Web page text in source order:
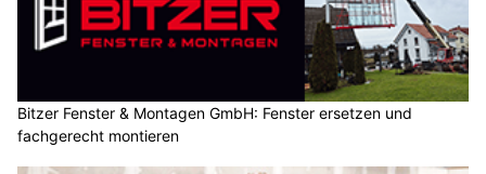
Bitzer Fenster & Montagen GmbH: Fenster ersetzen und
fachgerecht montieren